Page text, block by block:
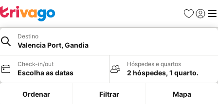
Favoritos
Iniciar
Destino
Valencia Port, Gandia
Check-in/out
Escolha as datas
Hóspedes e quartos
2 hóspedes, 1 quarto.
Ordenar Filtrar Mapa